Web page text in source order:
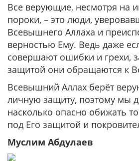
Все верующие, несмотря на
пороки, – это люди,
Всевышнего Аллаха и
верностью Ему. Ведь даже
совершают ошибки и грехи,
защитой они обращаются к
Всевышний Аллах берёт
личную защиту, поэтому мы
насколько опасно обижать
под Его защитой и
Муслим Абдулаев